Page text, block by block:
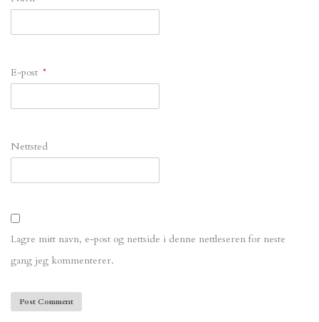
E-post *
Nettsted
Lagre mitt navn, e-post og nettside i denne nettleseren for neste
gang jeg kommenterer.